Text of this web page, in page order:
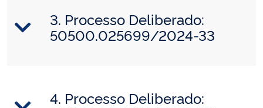
3. Processo Deliberado:
50500.025699/2024-33
4. Processo Deliberado: